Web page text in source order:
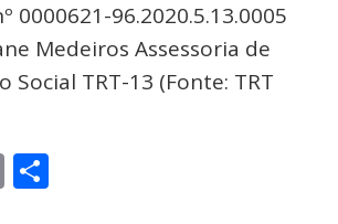
0000621-96.2020.5.13.0005
Medeiros Assessoria de
Social TRT-13 (Fonte: TRT
Email